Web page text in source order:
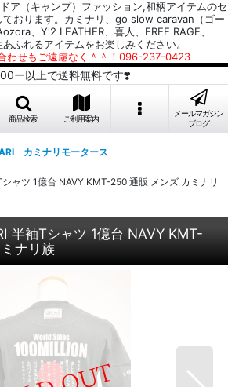
ア（キャンプ）ファッション,和柄アイテムのセ
ております。カミナリ、go slow caravan（ゴー
、Y'2 LEATHER、喜人、FREE RAGE、
ふれるアイテムをお楽しみください。
わせもご遠慮なく＾＾！096-237-0423
ー以上で送料無料です❣️
商品検索 ご利用案内
メールマガジン
ブログ
カミナリモータース
ャツ 1億台 NAVY KMT-250 通販 メンズ カミナリ
半袖Tシャツ 1億台 NAVY KMT-
ナリ族